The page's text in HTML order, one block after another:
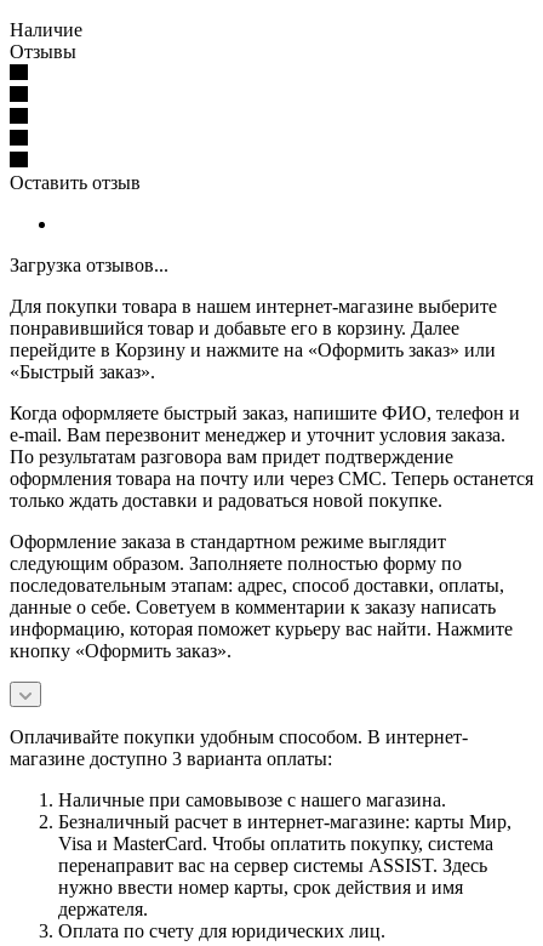
Наличие
Отзывы
Оставить отзыв
Загрузка отзывов...
Для покупки товара в нашем интернет-магазине выберите
понравившийся товар и добавьте его в корзину. Далее
перейдите в Корзину и нажмите на «Оформить заказ» или
«Быстрый заказ».
Когда оформляете быстрый заказ, напишите ФИО, телефон и
e-mail. Вам перезвонит менеджер и уточнит условия заказа.
По результатам разговора вам придет подтверждение
оформления товара на почту или через СМС. Теперь останется
только ждать доставки и радоваться новой покупке.
Оформление заказа в стандартном режиме выглядит
следующим образом. Заполняете полностью форму по
последовательным этапам: адрес, способ доставки, оплаты,
данные о себе. Советуем в комментарии к заказу написать
информацию, которая поможет курьеру вас найти. Нажмите
кнопку «Оформить заказ».
Оплачивайте покупки удобным способом. В интернет-
магазине доступно 3 варианта оплаты:
Наличные при самовывозе с нашего магазина.
Безналичный расчет в интернет-магазине: карты Мир,
Visa и MasterCard. Чтобы оплатить покупку, система
перенаправит вас на сервер системы ASSIST. Здесь
нужно ввести номер карты, срок действия и имя
держателя.
Оплата по счету для юридических лиц.